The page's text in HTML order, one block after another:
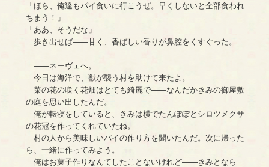
「ほら、俺達もパイ食いに行こうぜ。早くしないと全部食われ
ちまう！」
「ああ、そうだな」
歩き出せば――甘く、香ばしい香りが鼻腔をくすぐった。
――ネーヴェへ。
今日は海洋で、獣が襲う村を助けて来たよ。
菜の花の咲く花畑はとても綺麗で――なんだかきみの御屋敷
の庭を思い出したんだ。
俺が転寝をしていると、きみは横でたんぽぽとシロツメクサ
の花冠を作ってくれていたね。
村の人から美味しいパイの作り方を聞いたんだ。次に帰った
ら、一緒に作ってみよう。
俺はお菓子作りなんてしたことないけれど――きみとなら